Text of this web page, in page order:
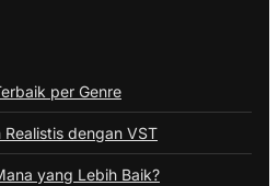
per Genre
dengan VST
yang Lebih Baik?